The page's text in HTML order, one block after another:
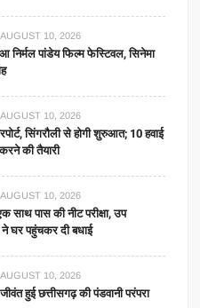
AUGUST 10, 2026
पांडेय फिल्म फेस्टिवल, सिनेमा
AUGUST 10, 2026
सिंगरौली से होगी शुरुआत; 10 हवाई
की तैयारी
AUGUST 10, 2026
साथ पास की नीट परीक्षा, उप
ने घर पहुंचकर दी बधाई
AUGUST 10, 2026
हुई छत्तीसगढ़ की पंडवानी परंपरा